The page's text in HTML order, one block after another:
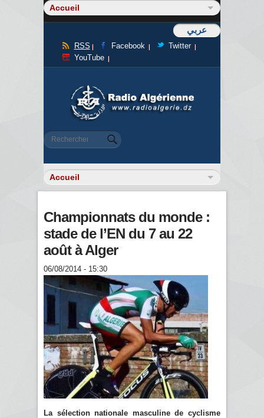
عربي
RSS Facebook
Twitter
YouTube
Formulaire de recherche
Rechercher
Championnats du monde :
stade de l’EN du 7 au 22
août à Alger
06/08/2014 - 15:30
La sélection nationale masculine de cyclisme